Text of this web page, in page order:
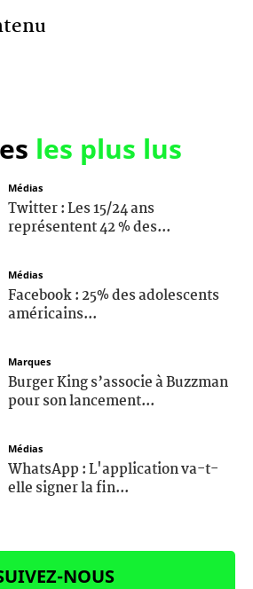
les plus lus
Médias
Twitter : Les 15/24 ans
représentent 42 % des...
Médias
Facebook : 25% des adolescents
américains...
Marques
Burger King s’associe à Buzzman
pour son lancement...
Médias
WhatsApp : L'application va-t-
elle signer la fin...
NOUS